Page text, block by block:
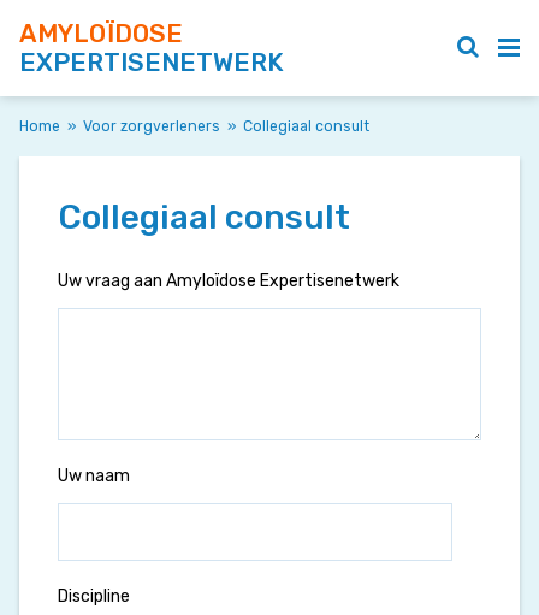
AMYLOÏDOSE
EXPERTISENETWERK
Home » Voor zorgverleners » Collegiaal consult
Collegiaal consult
Uw vraag aan Amyloïdose Expertisenetwerk
Uw naam
Discipline